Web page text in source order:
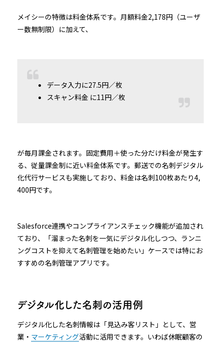
メイシーの特徴は料金体系です。月額料金2,178円（ユーザ
ー数無制限）に加えて、
データ入力に27.5円／枚
スキャン料金 に11円／枚
が毎月課金されます。固定費用＋使った分だけ料金が発生す
る、従量課金制に近い料金体系です。郵送での名刺デジタル
化代行サービスも実施しており、料金は名刺100枚あたり4,
400円です。
Salesforce連携やコンプライアンスチェック機能が追加され
ており、「溜まった名刺を一気にデジタル化しつつ、ランニ
ングコストを抑えて名刺管理を始めたい」ケースでは特にお
すすめの名刺管理アプリです。
デジタル化した名刺の活用例
デジタル化した名刺情報は「見込み客リスト」として、営
業・ マーケティング活動に活用できます。いわば休眠顧客の